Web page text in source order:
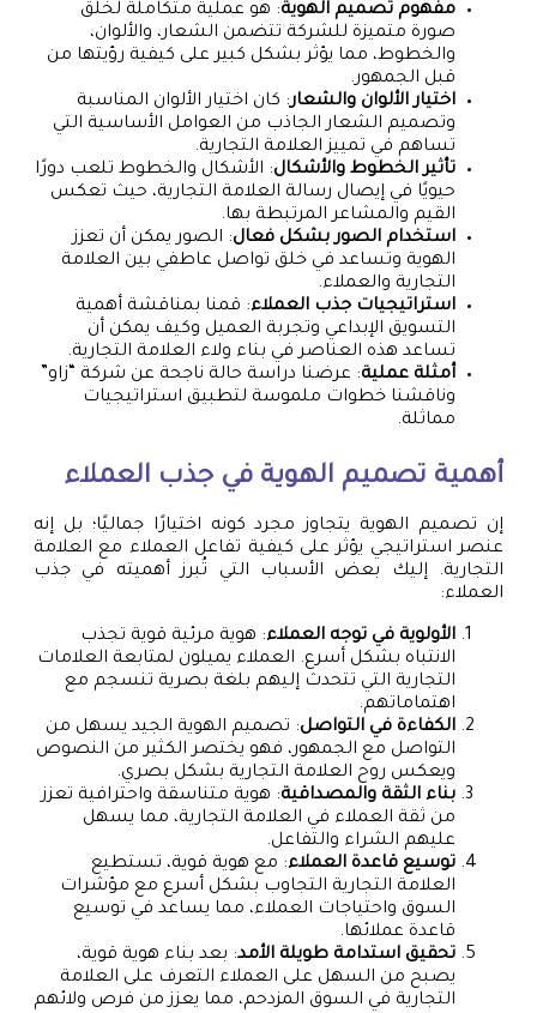
مفهوم تصميم الهوية: هو عملية متكاملة لخلق
صورة متميزة للشركة تتضمن الشعار، والألوان،
والخطوط، مما يؤثر بشكل كبير على كيفية رؤيتها من
قبل الجمهور.
اختيار الألوان والشعار: كان اختيار الألوان المناسبة
وتصميم الشعار الجاذب من العوامل الأساسية التي
تساهم في تمييز العلامة التجارية.
تأثير الخطوط والأشكال: الأشكال والخطوط تلعب دورًا
حيويًا في إيصال رسالة العلامة التجارية، حيث تعكس
القيم والمشاعر المرتبطة بها.
استخدام الصور بشكل فعال: الصور يمكن أن تعزز
الهوية وتساعد في خلق تواصل عاطفي بين العلامة
التجارية والعملاء.
استراتيجيات جذب العملاء: قمنا بمناقشة أهمية
التسويق الإبداعي وتجربة العميل وكيف يمكن أن
تساعد هذه العناصر في بناء ولاء العلامة التجارية.
أمثلة عملية: عرضنا دراسة حالة ناجحة عن شركة “زاو”
وناقشنا خطوات ملموسة لتطبيق استراتيجيات
مماثلة.
أهمية تصميم الهوية في جذب العملاء
إن تصميم الهوية يتجاوز مجرد كونه اختيارًا جماليًا؛ بل إنه
عنصر استراتيجي يؤثر على كيفية تفاعل العملاء مع العلامة
التجارية. إليك بعض الأسباب التي تُبرز أهميته في جذب
العملاء:
الأولوية في توجه العملاء: هوية مرئية قوية تجذب
الانتباه بشكل أسرع. العملاء يميلون لمتابعة العلامات
التجارية التي تتحدث إليهم بلغة بصرية تنسجم مع
اهتماماتهم.
الكفاءة في التواصل: تصميم الهوية الجيد يسهل من
التواصل مع الجمهور، فهو يختصر الكثير من النصوص
ويعكس روح العلامة التجارية بشكل بصري.
بناء الثقة والمصداقية: هوية متناسقة واحترافية تعزز
من ثقة العملاء في العلامة التجارية، مما يسهل
عليهم الشراء والتفاعل.
توسيع قاعدة العملاء: مع هوية قوية، تستطيع
العلامة التجارية التجاوب بشكل أسرع مع مؤشرات
السوق واحتياجات العملاء، مما يساعد في توسيع
قاعدة عملائها.
تحقيق استدامة طويلة الأمد: بعد بناء هوية قوية،
يصبح من السهل على العملاء التعرف على العلامة
التجارية في السوق المزدحم، مما يعزز من فرص ولائهم